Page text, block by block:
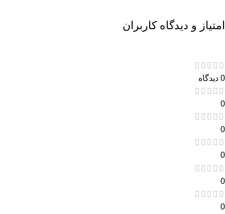
امتیاز و دیدگاه کاربران
0 دیدگاه
0
0
0
0
0